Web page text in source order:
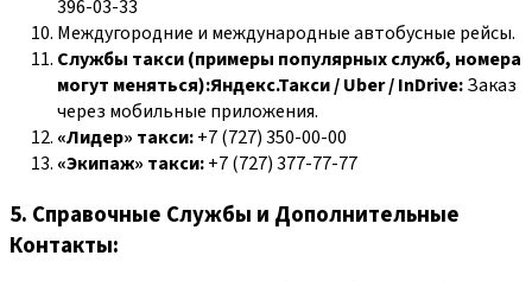
396-03-33
Междугородние и международные автобусные рейсы.
Службы такси (примеры популярных служб, номера
могут меняться):Яндекс.Такси / Uber / InDrive:Заказ
через мобильные приложения.
«Лидер» такси:+7 (727) 350-00-00
«Экипаж» такси:+7 (727) 377-77-77
5. Справочные Службы и Дополнительные
Контакты: